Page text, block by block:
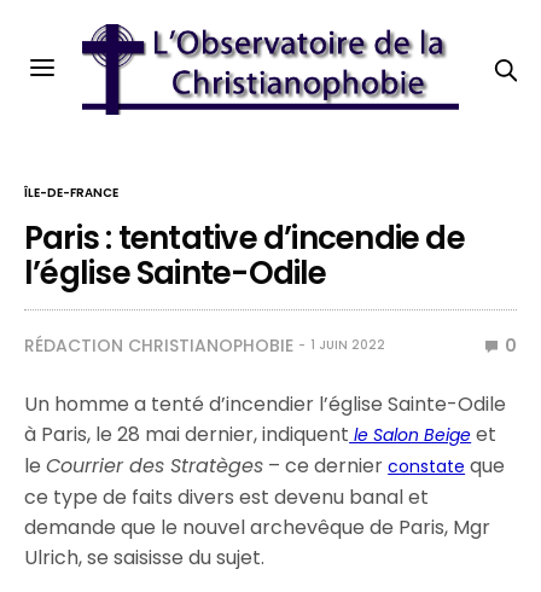
ÎLE-DE-FRANCE
Paris : tentative d’incendie de
l’église Sainte-Odile
RÉDACTION CHRISTIANOPHOBIE 1 JUIN 2022 0
Un homme a tenté d’incendier l’église Sainte-Odile
à Paris, le 28 mai dernier, indiquent le Salon Beige et
leCourrier des Stratèges – ce dernierconstate que
ce type de faits divers est devenu banal et
demande que le nouvel archevêque de Paris, Mgr
Ulrich, se saisisse du sujet.